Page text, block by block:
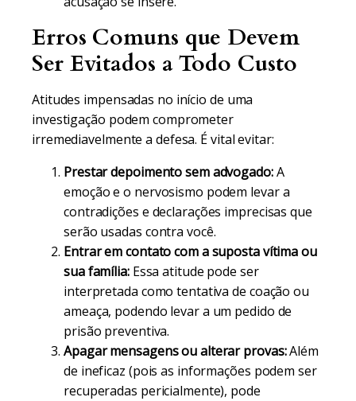
Erros Comuns que Devem
Ser Evitados a Todo Custo
Atitudes impensadas no início de uma
investigação podem comprometer
irremediavelmente a defesa. É vital evitar:
Prestar depoimento sem advogado:A
emoção e o nervosismo podem levar a
contradições e declarações imprecisas que
serão usadas contra você.
Entrar em contato com a suposta vítima ou
sua família:Essa atitude pode ser
interpretada como tentativa de coação ou
ameaça, podendo levar a um pedido de
prisão preventiva.
Apagar mensagens ou alterar provas:Além
de ineficaz (pois as informações podem ser
recuperadas pericialmente), pode